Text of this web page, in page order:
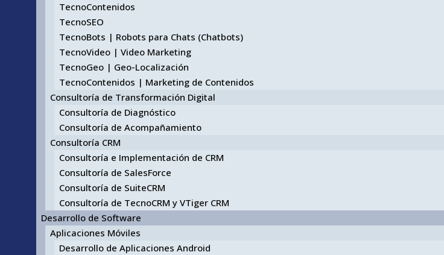
TecnoContenidos
TecnoSEO
TecnoBots | Robots para Chats (Chatbots)
TecnoVideo | Video Marketing
TecnoGeo | Geo-Localización
TecnoContenidos | Marketing de Contenidos
Consultoría de Transformación Digital
Consultoría de Diagnóstico
Consultoría de Acompañamiento
Consultoría CRM
Consultoría e Implementación de CRM
Consultoría de SalesForce
Consultoría de SuiteCRM
Consultoría de TecnoCRM y VTiger CRM
Desarrollo de Software
Aplicaciones Móviles
Desarrollo de Aplicaciones Android